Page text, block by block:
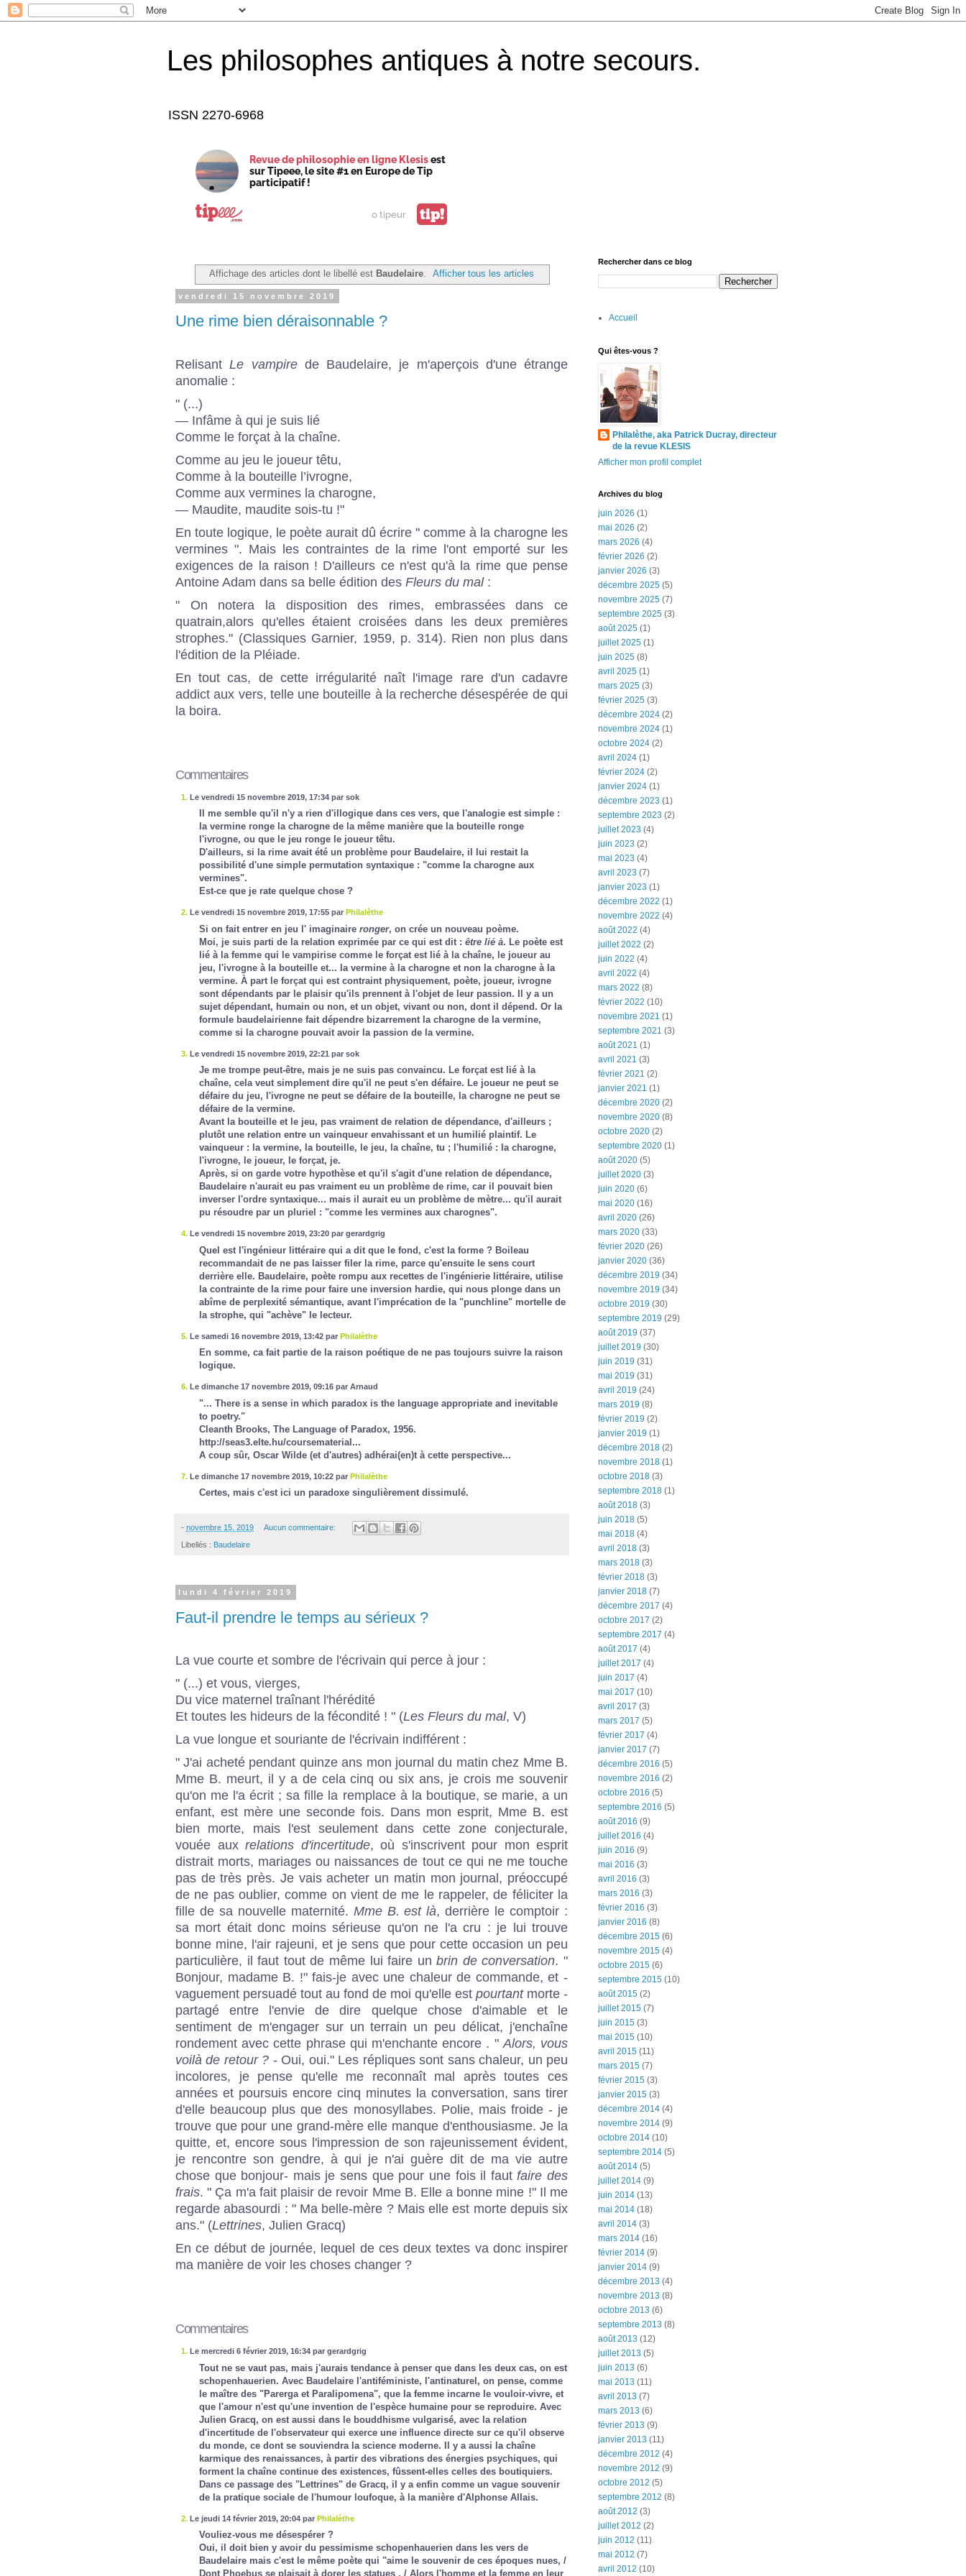
Les philosophes antiques à notre secours.
ISSN 2270-6968
Revue de philosophie en ligne Klesisest
sur Tipeee, le site #1 en Europe de Tip
participatif !
0 tipeur tip!
Affichage des articles dont le libellé est Baudelaire. Afficher tous les articles
vendredi 15 novembre 2019
Une rime bien déraisonnable ?
RelisantLe vampirede Baudelaire, je m'aperçois d'une étrange
anomalie :
" (...)
— Infâme à qui je suis lié
Comme le forçat à la chaîne.
Comme au jeu le joueur têtu,
Comme à la bouteille l’ivrogne,
Comme aux vermines la charogne,
— Maudite, maudite sois-tu !"
En toute logique, le poète aurait dû écrire " comme à la charogne les
vermines ". Mais les contraintes de la rime l'ont emporté sur les
exigences de la raison ! D'ailleurs ce n'est qu'à la rime que pense
Antoine Adam dans sa belle édition des Fleurs du mal:
" On notera la disposition des rimes, embrassées dans ce
quatrain,alors qu'elles étaient croisées dans les deux premières
strophes." (Classiques Garnier, 1959, p. 314). Rien non plus dans
l'édition de la Pléiade.
En tout cas, de cette irrégularité naît l'image rare d'un cadavre
addict aux vers, telle une bouteille à la recherche désespérée de qui
la boira.
Commentaires
1. Le vendredi 15 novembre 2019, 17:34 par sok
Il me semble qu'il n'y a rien d'illogique dans ces vers, que l'analogie est simple :
la vermine ronge la charogne de la même manière que la bouteille ronge
l'ivrogne, ou que le jeu ronge le joueur têtu.
D'ailleurs, si la rime avait été un problème pour Baudelaire, il lui restait la
possibilité d'une simple permutation syntaxique : "comme la charogne aux
vermines".
Est-ce que je rate quelque chose ?
2. Le vendredi 15 novembre 2019, 17:55 par Philalèthe
Si on fait entrer en jeu l' imaginaire ronger, on crée un nouveau poème.
Moi, je suis parti de la relation exprimée par ce qui est dit : être lié à. Le poète est
lié à la femme qui le vampirise comme le forçat est lié à la chaîne, le joueur au
jeu, l'ivrogne à la bouteille et... la vermine à la charogne et non la charogne à la
vermine. À part le forçat qui est contraint physiquement, poète, joueur, ivrogne
sont dépendants par le plaisir qu'ils prennent à l'objet de leur passion. Il y a un
sujet dépendant, humain ou non, et un objet, vivant ou non, dont il dépend. Or la
formule baudelairienne fait dépendre bizarrement la charogne de la vermine,
comme si la charogne pouvait avoir la passion de la vermine.
3. Le vendredi 15 novembre 2019, 22:21 par sok
Je me trompe peut-être, mais je ne suis pas convaincu. Le forçat est lié à la
chaîne, cela veut simplement dire qu'il ne peut s'en défaire. Le joueur ne peut se
défaire du jeu, l'ivrogne ne peut se défaire de la bouteille, la charogne ne peut se
défaire de la vermine.
Avant la bouteille et le jeu, pas vraiment de relation de dépendance, d'ailleurs ;
plutôt une relation entre un vainqueur envahissant et un humilié plaintif. Le
vainqueur : la vermine, la bouteille, le jeu, la chaîne, tu ; l'humilié : la charogne,
l'ivrogne, le joueur, le forçat, je.
Après, si on garde votre hypothèse et qu'il s'agit d'une relation de dépendance,
Baudelaire n'aurait eu pas vraiment eu un problème de rime, car il pouvait bien
inverser l'ordre syntaxique... mais il aurait eu un problème de mètre... qu'il aurait
pu résoudre par un pluriel : "comme les vermines aux charognes".
4. Le vendredi 15 novembre 2019, 23:20 par gerardgrig
Quel est l'ingénieur littéraire qui a dit que le fond, c'est la forme ? Boileau
recommandait de ne pas laisser filer la rime, parce qu'ensuite le sens court
derrière elle. Baudelaire, poète rompu aux recettes de l'ingénierie littéraire, utilise
la contrainte de la rime pour faire une inversion hardie, qui nous plonge dans un
abîme de perplexité sémantique, avant l'imprécation de la "punchline" mortelle de
la strophe, qui "achève" le lecteur.
5. Le samedi 16 novembre 2019, 13:42 par Philalèthe
En somme, ca fait partie de la raison poétique de ne pas toujours suivre la raison
logique.
6. Le dimanche 17 novembre 2019, 09:16 par Arnaud
"... There is a sense in which paradox is the language appropriate and inevitable
to poetry."
Cleanth Brooks, The Language of Paradox, 1956.
http://seas3.elte.hu/coursematerial...
A coup sûr, Oscar Wilde (et d'autres) adhérai(en)t à cette perspective...
7. Le dimanche 17 novembre 2019, 10:22 par Philalèthe
Certes, mais c'est ici un paradoxe singulièrement dissimulé.
- novembre 15, 2019 Aucun commentaire:
Libellés : Baudelaire
lundi 4 février 2019
Faut-il prendre le temps au sérieux ?
La vue courte et sombre de l'écrivain qui perce à jour :
" (...) et vous, vierges,
Du vice maternel traînant l'hérédité
Et toutes les hideurs de la fécondité ! " (Les Fleurs du mal, V)
La vue longue et souriante de l'écrivain indifférent :
" J'ai acheté pendant quinze ans mon journal du matin chez Mme B.
Mme B. meurt, il y a de cela cinq ou six ans, je crois me souvenir
qu'on me l'a écrit ; sa fille la remplace à la boutique, se marie, a un
enfant, est mère une seconde fois. Dans mon esprit, Mme B. est
bien morte, mais l'est seulement dans cette zone conjecturale,
vouée aux relations d'incertitude, où s'inscrivent pour mon esprit
distrait morts, mariages ou naissances de tout ce qui ne me touche
pas de très près. Je vais acheter un matin mon journal, préoccupé
de ne pas oublier, comme on vient de me le rappeler, de féliciter la
fille de sa nouvelle maternité. Mme B. est là, derrière le comptoir :
sa mort était donc moins sérieuse qu'on ne l'a cru : je lui trouve
bonne mine, l'air rajeuni, et je sens que pour cette occasion un peu
particulière, il faut tout de même lui faire unbrin de conversation. "
Bonjour, madame B. !" fais-je avec une chaleur de commande, et -
vaguement persuadé tout au fond de moi qu'elle est pourtantmorte -
partagé entre l'envie de dire quelque chose d'aimable et le
sentiment de m'engager sur un terrain un peu délicat, j'enchaîne
rondement avec cette phrase qui m'enchante encore . "Alors, vous
voilà de retour ? - Oui, oui." Les répliques sont sans chaleur, un peu
incolores, je pense qu'elle me reconnaît mal après toutes ces
années et poursuis encore cinq minutes la conversation, sans tirer
d'elle beaucoup plus que des monosyllabes. Polie, mais froide - je
trouve que pour une grand-mère elle manque d'enthousiasme. Je la
quitte, et, encore sous l'impression de son rajeunissement évident,
je rencontre son gendre, à qui je n'ai guère dit de ma vie autre
chose que bonjour- mais je sens que pour une fois il fautfaire des
frais. " Ça m'a fait plaisir de revoir Mme B. Elle a bonne mine !" Il me
regarde abasourdi : " Ma belle-mère ? Mais elle est morte depuis six
ans." (Lettrines, Julien Gracq)
En ce début de journée, lequel de ces deux textes va donc inspirer
ma manière de voir les choses changer ?
Commentaires
1. Le mercredi 6 février 2019, 16:34 par gerardgrig
Tout ne se vaut pas, mais j'aurais tendance à penser que dans les deux cas, on est
schopenhauerien. Avec Baudelaire l'antiféministe, l'antinaturel, on pense, comme
le maître des "Parerga et Paralipomena", que la femme incarne le vouloir-vivre, et
que l'amour n'est qu'une invention de l'espèce humaine pour se reproduire. Avec
Julien Gracq, on est aussi dans le bouddhisme vulgarisé, avec la relation
d'incertitude de l'observateur qui exerce une influence directe sur ce qu'il observe
du monde, ce dont se souviendra la science moderne. Il y a aussi la chaîne
karmique des renaissances, à partir des vibrations des énergies psychiques, qui
forment la chaîne continue des existences, fûssent-elles celles des boutiquiers.
Dans ce passage des "Lettrines" de Gracq, il y a enfin comme un vague souvenir
de la pratique sociale de l'humour loufoque, à la manière d'Alphonse Allais.
2. Le jeudi 14 février 2019, 20:04 par Philalèthe
Vouliez-vous me désespérer ?
Oui, il doit bien y avoir du pessimisme schopenhauerien dans les vers de
Baudelaire mais c'est le même poète qui "aime le souvenir de ces époques nues, /
Dont Phoebus se plaisait à dorer les statues . / Alors l'homme et la femme en leur
Rechercher dans ce blog
Accueil
Qui êtes-vous ?
Philalèthe, aka Patrick Ducray, directeur
de la revue KLESIS
Afficher mon profil complet
Archives du blog
juin 2026 (1)
mai 2026 (2)
mars 2026 (4)
février 2026 (2)
janvier 2026 (3)
décembre 2025 (5)
novembre 2025 (7)
septembre 2025 (3)
août 2025 (1)
juillet 2025 (1)
juin 2025 (8)
avril 2025 (1)
mars 2025 (3)
février 2025 (3)
décembre 2024 (2)
novembre 2024 (1)
octobre 2024 (2)
avril 2024 (1)
février 2024 (2)
janvier 2024 (1)
décembre 2023 (1)
septembre 2023 (2)
juillet 2023 (4)
juin 2023 (2)
mai 2023 (4)
avril 2023 (7)
janvier 2023 (1)
décembre 2022 (1)
novembre 2022 (4)
août 2022 (4)
juillet 2022 (2)
juin 2022 (4)
avril 2022 (4)
mars 2022 (8)
février 2022 (10)
novembre 2021 (1)
septembre 2021 (3)
août 2021 (1)
avril 2021 (3)
février 2021 (2)
janvier 2021 (1)
décembre 2020 (2)
novembre 2020 (8)
octobre 2020 (2)
septembre 2020 (1)
août 2020 (5)
juillet 2020 (3)
juin 2020 (6)
mai 2020 (16)
avril 2020 (26)
mars 2020 (33)
février 2020 (26)
janvier 2020 (36)
décembre 2019 (34)
novembre 2019 (34)
octobre 2019 (30)
septembre 2019 (29)
août 2019 (37)
juillet 2019 (30)
juin 2019 (31)
mai 2019 (31)
avril 2019 (24)
mars 2019 (8)
février 2019 (2)
janvier 2019 (1)
décembre 2018 (2)
novembre 2018 (1)
octobre 2018 (3)
septembre 2018 (1)
août 2018 (3)
juin 2018 (5)
mai 2018 (4)
avril 2018 (3)
mars 2018 (3)
février 2018 (3)
janvier 2018 (7)
décembre 2017 (4)
octobre 2017 (2)
septembre 2017 (4)
août 2017 (4)
juillet 2017 (4)
juin 2017 (4)
mai 2017 (10)
avril 2017 (3)
mars 2017 (5)
février 2017 (4)
janvier 2017 (7)
décembre 2016 (5)
novembre 2016 (2)
octobre 2016 (5)
septembre 2016 (5)
août 2016 (9)
juillet 2016 (4)
juin 2016 (9)
mai 2016 (3)
avril 2016 (3)
mars 2016 (3)
février 2016 (3)
janvier 2016 (8)
décembre 2015 (6)
novembre 2015 (4)
octobre 2015 (6)
septembre 2015 (10)
août 2015 (2)
juillet 2015 (7)
juin 2015 (3)
mai 2015 (10)
avril 2015 (11)
mars 2015 (7)
février 2015 (3)
janvier 2015 (3)
décembre 2014 (4)
novembre 2014 (9)
octobre 2014 (10)
septembre 2014 (5)
août 2014 (5)
juillet 2014 (9)
juin 2014 (13)
mai 2014 (18)
avril 2014 (3)
mars 2014 (16)
février 2014 (9)
janvier 2014 (9)
décembre 2013 (4)
novembre 2013 (8)
octobre 2013 (6)
septembre 2013 (8)
août 2013 (12)
juillet 2013 (5)
juin 2013 (6)
mai 2013 (11)
avril 2013 (7)
mars 2013 (6)
février 2013 (9)
janvier 2013 (11)
décembre 2012 (4)
novembre 2012 (9)
octobre 2012 (5)
septembre 2012 (8)
août 2012 (3)
juillet 2012 (2)
juin 2012 (11)
mai 2012 (7)
avril 2012 (10)